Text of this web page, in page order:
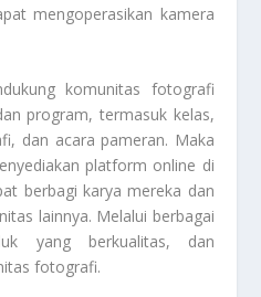
mengoperasikan kamera
komunitas fotografi
program, termasuk kelas,
dan acara pameran. Maka
platform online di
berbagi karya mereka dan
lainnya. Melalui berbagai
yang berkualitas, dan
fotografi.